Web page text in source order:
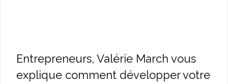
Entrepreneurs, Valérie March vous
explique comment développer votre